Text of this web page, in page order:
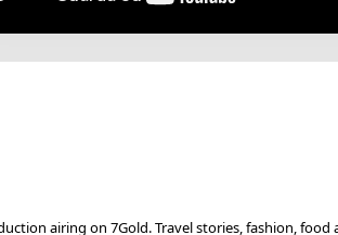
airing on 7Gold. Travel stories, fashion,